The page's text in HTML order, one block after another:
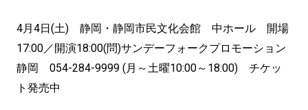
4月4日(土) 静岡・静岡市民文化会館 中ホール 開場
17:00／開演18:00(問)サンデーフォークプロモーション
静岡 054-284-9999 (月～土曜10:00～18:00) チケッ
ト発売中